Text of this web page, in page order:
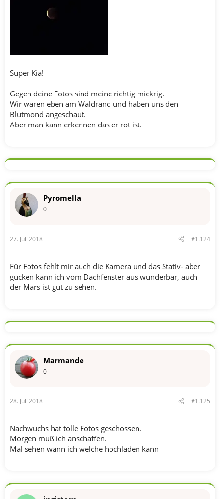
Super Kia!
Gegen deine Fotos sind meine richtig mickrig.
Wir waren eben am Waldrand und haben uns den
Blutmond angeschaut.
Aber man kann erkennen das er rot ist.
Pyromella
0
27. Juli 2018 #1.124
Für Fotos fehlt mir auch die Kamera und das Stativ- aber
gucken kann ich vom Dachfenster aus wunderbar, auch
der Mars ist gut zu sehen.
Marmande
0
28. Juli 2018 #1.125
Nachwuchs hat tolle Fotos geschossen.
Morgen muß ich anschaffen.
Mal sehen wann ich welche hochladen kann